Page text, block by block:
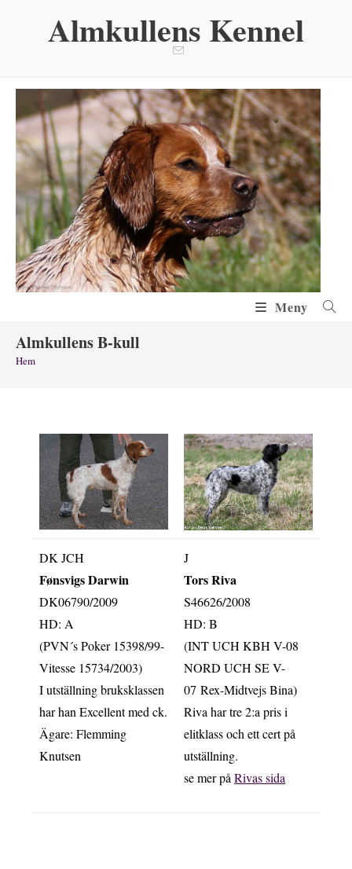
Almkullens Kennel
Meny
Almkullens B-kull
Hem
DK JCH
Fønsvigs Darwin
DK06790/2009
HD: A
(PVN´s Poker 15398/99-
Vitesse 15734/2003)
I utställning bruksklassen
har han Excellent med ck.
Ägare: Flemming
Knutsen
J
Tors Riva
S46626/2008
HD: B
(INT UCH KBH V-08
NORD UCH SE V-
07 Rex-Midtvejs Bina)
Riva har tre 2:a pris i
elitklass och ett cert på
utställning.
se mer på Rivas sida